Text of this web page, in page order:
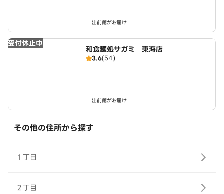
出前館がお届け
受付休止中
和食麺処サガミ 東海店
3.6(54)
出前館がお届け
その他の住所から探す
１丁目
２丁目